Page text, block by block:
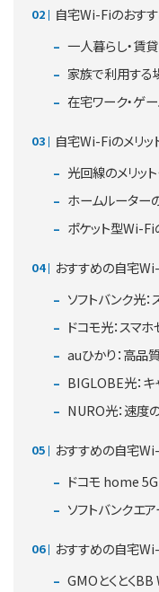
自宅Wi-Fiのおす
一人暮らし・賃
家族で利用する
在宅ワーク・ゲ
自宅Wi-Fiのメリッ
光回線のメリット
ホームルーターの
ポケット型Wi-Fi
おすすめの自宅Wi-
ソフトバンク光
ドコモ光：スマ
auひかり：高品
BIGLOBE光：
NURO光：速度
おすすめの自宅Wi-
ドコモ home 5G
ソフトバンクエ
おすすめの自宅Wi-
GMOとくとく